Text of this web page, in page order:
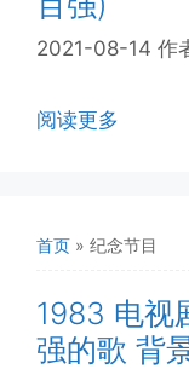
2021-08-14 作
阅读更多
首页 » 纪念节目
1983 电视
强的歌 背